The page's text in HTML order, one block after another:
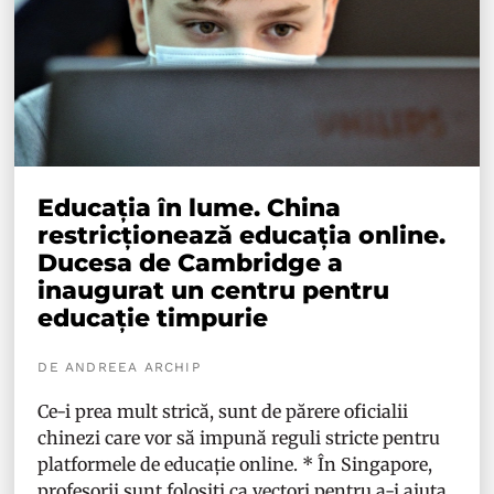
Educația în lume. China
restricționează educația online.
Ducesa de Cambridge a
inaugurat un centru pentru
educație timpurie
DE ANDREEA ARCHIP
Ce-i prea mult strică, sunt de părere oficialii
chinezi care vor să impună reguli stricte pentru
platformele de educație online. * În Singapore,